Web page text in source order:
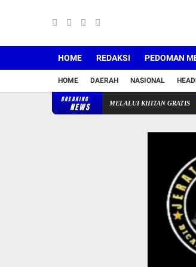
HOME REDAKSI PEDOMAN
HOME DAERAH NASIONAL
BREAKING
NEWS APJI MINTA OJK & PEMDA